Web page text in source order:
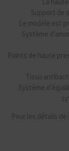
La
Support de
Le modèle est
Système
Points de haute
Tissu
Système
Pour les détails